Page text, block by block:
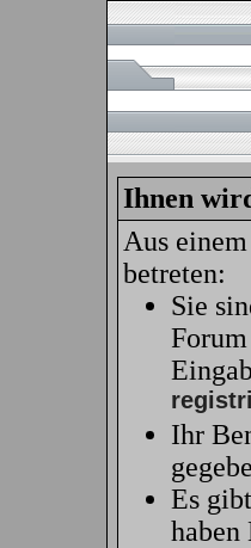
Ihnen
Aus
betreten:
Sie
Ihr
Es
haben